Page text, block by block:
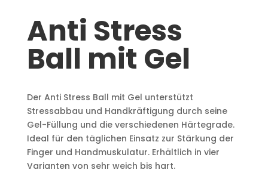
Anti Stress
Ball mit Gel
Der Anti Stress Ball mit Gel unterstützt
Stressabbau und Handkräftigung durch seine
Gel-Füllung und die verschiedenen Härtegrade.
Ideal für den täglichen Einsatz zur Stärkung der
Finger und Handmuskulatur. Erhältlich in vier
Varianten von sehr weich bis hart.